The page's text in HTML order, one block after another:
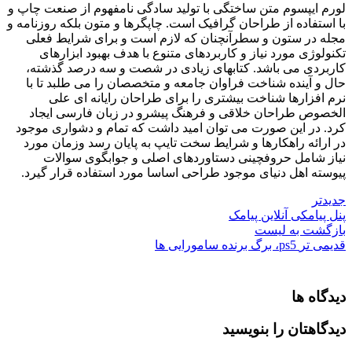
لورم ایپسوم متن ساختگی با تولید سادگی نامفهوم از صنعت چاپ و
با استفاده از طراحان گرافیک است. چاپگرها و متون بلکه روزنامه و
مجله در ستون و سطرآنچنان که لازم است و برای شرایط فعلی
تکنولوژی مورد نیاز و کاربردهای متنوع با هدف بهبود ابزارهای
کاربردی می باشد. کتابهای زیادی در شصت و سه درصد گذشته،
حال و آینده شناخت فراوان جامعه و متخصصان را می طلبد تا با
نرم افزارها شناخت بیشتری را برای طراحان رایانه ای علی
الخصوص طراحان خلاقی و فرهنگ پیشرو در زبان فارسی ایجاد
کرد. در این صورت می توان امید داشت که تمام و دشواری موجود
در ارائه راهکارها و شرایط سخت تایپ به پایان رسد وزمان مورد
نیاز شامل حروفچینی دستاوردهای اصلی و جوابگوی سوالات
پیوسته اهل دنیای موجود طراحی اساسا مورد استفاده قرار گیرد.
جدیدتر
پنل پیامکی آنلاین پیامک
بازگشت به لیست
قدیمی تر ps5، برگ برنده سامورایی ها
دیدگاه ها
دیدگاهتان را بنویسید